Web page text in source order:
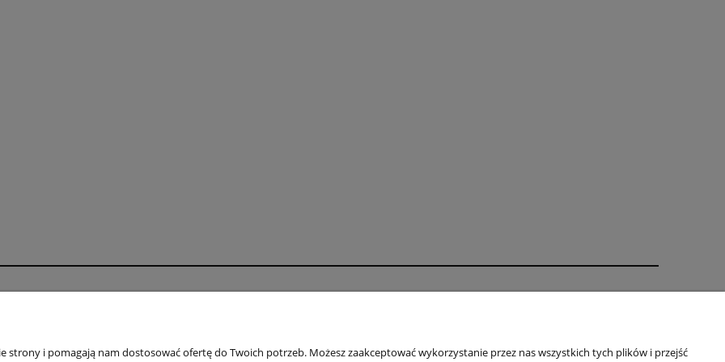
Numery kont bankowych
Indywidualny projekt
strony i pomagają nam dostosować ofertę do Twoich potrzeb. Możesz zaakceptować wykorzystanie przez nas wszystkich tych plików i przejść